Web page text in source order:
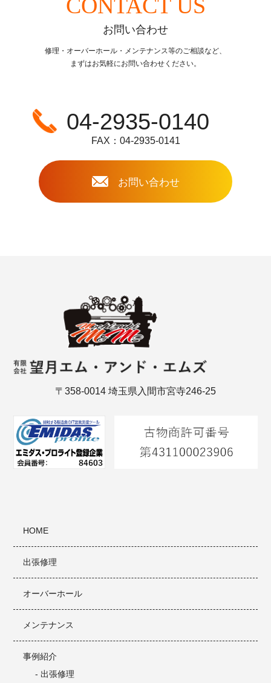
CONTACT US
お問い合わせ
修理・オーバーホール・メンテナンス等のご相談など、
まずはお気軽にお問い合わせください。
04-2935-0140
FAX：04-2935-0141
お問い合わせ
〒358-0014 埼玉県入間市宮寺246-25
HOME
出張修理
オーバーホール
メンテナンス
事例紹介
- 出張修理